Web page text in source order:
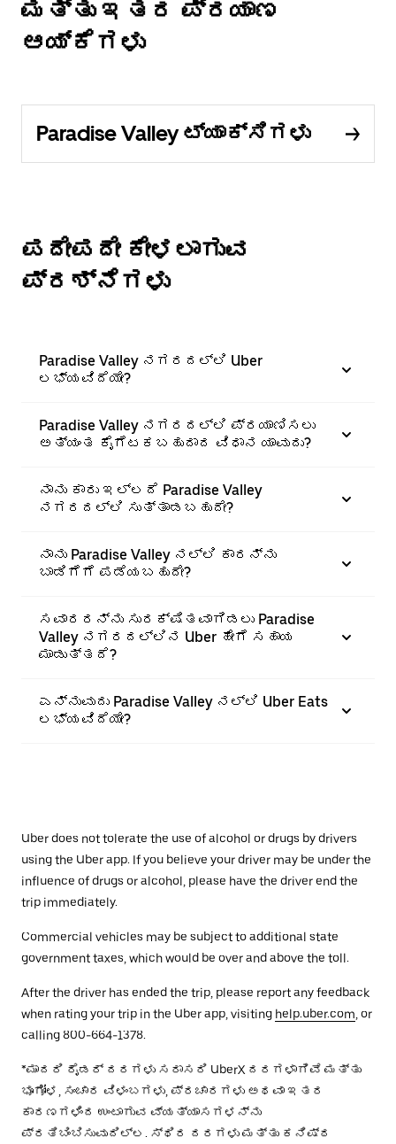
ಮತ್ತು ಇತರ ಪ್ರಯಾಣ
ಆಯ್ಕೆಗಳು
Paradise Valley ಟ್ಯಾಕ್ಸಿಗಳು
ಪದೇಪದೇ ಕೇಳಲಾಗುವ
ಪ್ರಶ್ನೆಗಳು
Paradise Valley ನಗರದಲ್ಲಿ Uber
ಲಭ್ಯವಿದೆಯೇ?
Paradise Valley ನಗರದಲ್ಲಿ ಪ್ರಯಾಣಿಸಲು
ಅತ್ಯಂತ ಕೈಗೆಟಕಬಹುದಾದ ವಿಧಾನ ಯಾವುದು?
ನಾನು ಕಾರು ಇಲ್ಲದೆ Paradise Valley
ನಗರದಲ್ಲಿ ಸುತ್ತಾಡಬಹುದೇ?
ನಾನು Paradise Valley ನಲ್ಲಿ ಕಾರನ್ನು
ಬಾಡಿಗೆಗೆ ಪಡೆಯಬಹುದೇ?
ಸವಾರರನ್ನು ಸುರಕ್ಷಿತವಾಗಿಡಲು Paradise
Valley ನಗರದಲ್ಲಿನ Uber ಹೇಗೆ ಸಹಾಯ
ಮಾಡುತ್ತದೆ?
ಎನ್ನುವುದು Paradise Valley ನಲ್ಲಿ Uber Eats
ಲಭ್ಯವಿದೆಯೇ?
Uber does not tolerate the use of alcohol or drugs by drivers
using the Uber app. If you believe your driver may be under the
influence of drugs or alcohol, please have the driver end the
trip immediately.
Commercial vehicles may be subject to additional state
government taxes, which would be over and above the toll.
After the driver has ended the trip, please report any feedback
when rating your trip in the Uber app, visiting help.uber.com , or
calling 800-664-1378.
*ಮಾದರಿ ರೈಡರ್ ದರಗಳು ಸರಾಸರಿ UberX ದರಗಳಾಗಿವೆ ಮತ್ತು
ಭೂಗೋಳ, ಸಂಚಾರ ವಿಳಂಬಗಳು, ಪ್ರಚಾರಗಳು ಅಥವಾ ಇತರ
ಕಾರಣಗಳಿಂದ ಉಂಟಾಗುವ ವ್ಯತ್ಯಾಸಗಳನ್ನು
ಪ್ರತಿಬಿಂಬಿಸುವುದಿಲ್ಲ. ಸ್ಥಿರ ದರಗಳು ಮತ್ತು ಕನಿಷ್ಠ